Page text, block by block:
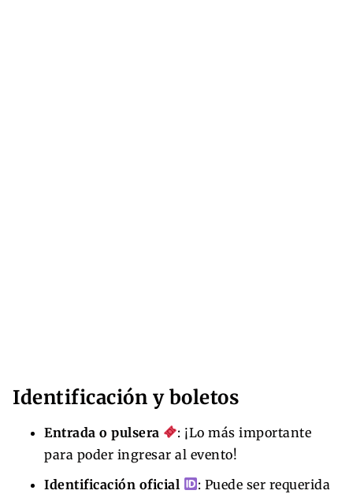
Identificación y boletos
Entrada o pulsera
: ¡Lo más importante
para poder ingresar al evento!
Identificación oficial
: Puede ser requerida